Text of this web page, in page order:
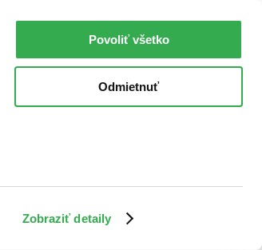
Zobraziť detaily
Povoliť všetko
Odmietnuť